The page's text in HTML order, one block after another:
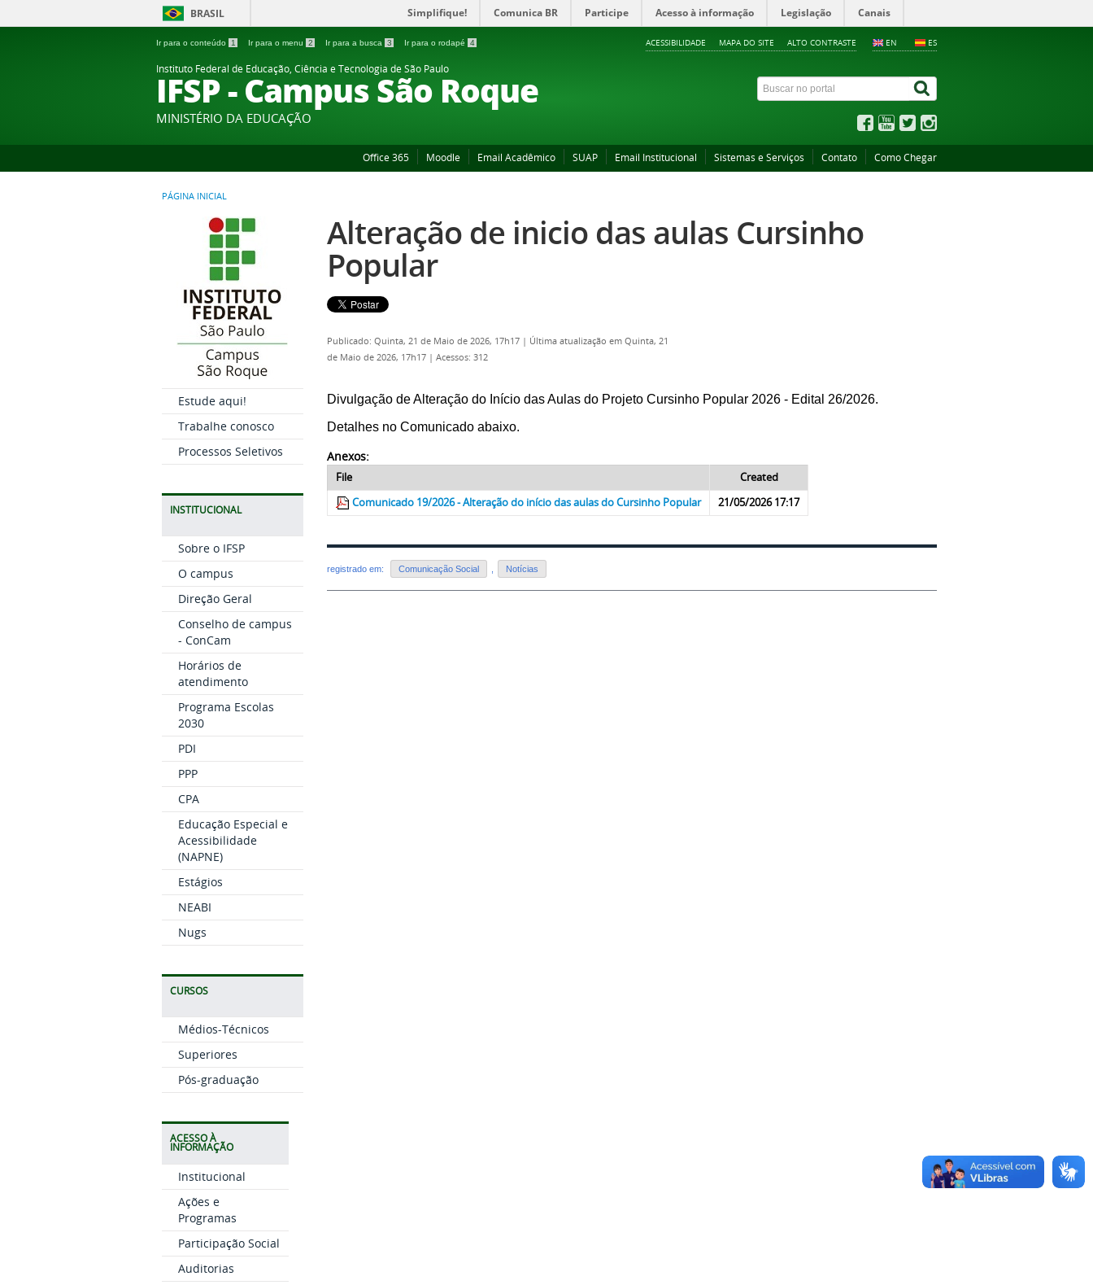
BRASIL Simplifique! Comunica BR Participe Acesso à informação Legislação Canais
Ir para o conteúdo 1 Ir para o menu 2 Ir para a busca 3 Ir para o rodapé 4 EN ES
ACESSIBILIDADE MAPA DO SITE ALTO CONTRASTE
Instituto Federal de Educação, Ciência e Tecnologia de São Paulo
IFSP - Campus São Roque
MINISTÉRIO DA EDUCAÇÃO
Office 365 Moodle Email Acadêmico SUAP Email Institucional Sistemas e Serviços Contato Como Chegar
PÁGINA INICIAL
Estude aqui!
Trabalhe conosco
Processos Seletivos
INSTITUCIONAL
Sobre o IFSP
O campus
Direção Geral
Conselho de campus
- ConCam
Horários de
atendimento
Programa Escolas
2030
PDI
PPP
CPA
Educação Especial e
Acessibilidade
(NAPNE)
Estágios
NEABI
Nugs
CURSOS
Médios-Técnicos
Superiores
Pós-graduação
ACESSO À
INFORMAÇÃO
Institucional
Ações e
Programas
Participação Social
Auditorias
Alteração de inicio das aulas Cursinho
Popular
Publicado: Quinta, 21 de Maio de 2026, 17h17 | Última atualização em Quinta, 21
de Maio de 2026, 17h17 | Acessos: 312
Divulgação de Alteração do Início das Aulas do Projeto Cursinho Popular 2026 - Edital 26/2026.
Detalhes no Comunicado abaixo.
Anexos:
File
Created
Comunicado 19/2026 - Alteração do início das aulas do Cursinho Popular
21/05/2026 17:17
registrado em: Comunicação Social Notícias